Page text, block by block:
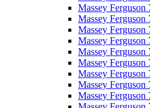
Massey Ferguson
Massey
Massey Ferguson
Massey Ferguson
Massey Ferguson
Massey
Massey Ferguson
Massey Ferguson
Massey Ferguson